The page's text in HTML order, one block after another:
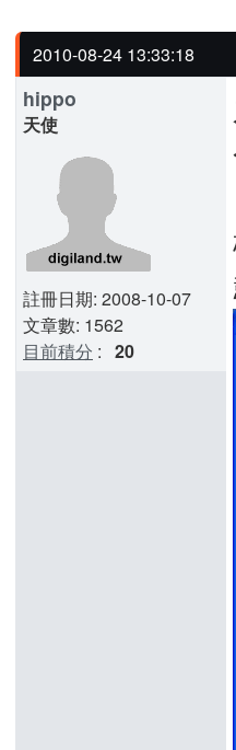
2010-08-24 13:33:18
hippo
天使
註冊日期: 2008-10-07
文章數: 1562
目前積分 : 20